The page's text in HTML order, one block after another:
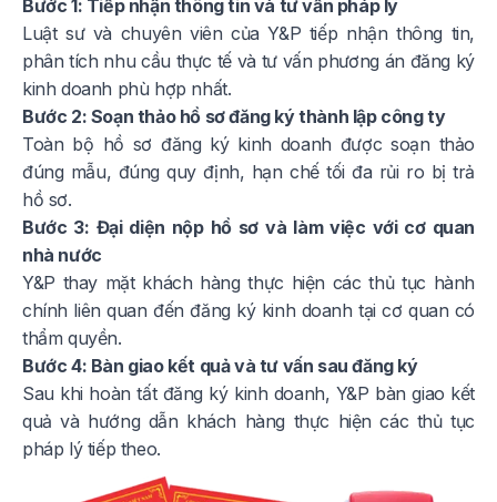
Bước 1: Tiếp nhận thông tin và tư vấn pháp lý
Luật sư và chuyên viên của Y&P tiếp nhận thông tin,
phân tích nhu cầu thực tế và tư vấn phương án đăng ký
kinh doanh phù hợp nhất.
Bước 2: Soạn thảo hồ sơ đăng ký thành lập công ty
Toàn bộ hồ sơ đăng ký kinh doanh được soạn thảo
đúng mẫu, đúng quy định, hạn chế tối đa rủi ro bị trả
hồ sơ.
Bước 3: Đại diện nộp hồ sơ và làm việc với cơ quan
nhà nước
Y&P thay mặt khách hàng thực hiện các thủ tục hành
chính liên quan đến đăng ký kinh doanh tại cơ quan có
thẩm quyền.
Bước 4: Bàn giao kết quả và tư vấn sau đăng ký
Sau khi hoàn tất đăng ký kinh doanh, Y&P bàn giao kết
quả và hướng dẫn khách hàng thực hiện các thủ tục
pháp lý tiếp theo.